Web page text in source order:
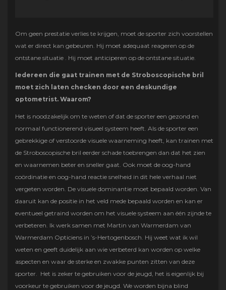
Om geen prestatie verlies te krijgen, moet de sporter zich voorstellen
wat er direct kan gebeuren. Hij moet adequaat reageren op de
ontstane situatie . Hij moet anticiperen op de ontstane situatie.
Iedereen die gaat trainen met de Stroboscopische bril
moet zich laten checken door een deskundige
optometrist. Waarom?
Het is noodzakelijk om te weten of dat de sporter een gezond en
normaal functionerend visueel systeem heeft. Als de sporter een
gebrekkige of verstoorde visuele waarneming heeft, kan trainen met
de Stroboscopische bril eerder schade toebrengen dan dat het zien
en waarnemen beter en sneller gaat. Ook moet de oog-hand
coördinatie en oog-hand reactie snelheid in dit hele verhaal niet
vergeten worden. De visuele dominantie moet bepaald worden. Van
daaruit kan de positie in het veld mede bepaald worden en kan er
eventueel getraind worden om het visuele systeem aan één zijnde te
verbeteren. Ik werk samen met Martin van Warmerdam van
Warmerdam Opticiens in ’s-Hertogenbosch. Hij weet wat ik wil
weten en geeft duidelijk aan wie verbeterd kan worden op welke
aspecten en waar de sterke en zwakke punten zitten van deze
sporter. Het is zeker te gebruiken voor de jeugd, het is eigenlijk bij
voorkeur te gebruiken voor de jeugd. We worden bijna blind